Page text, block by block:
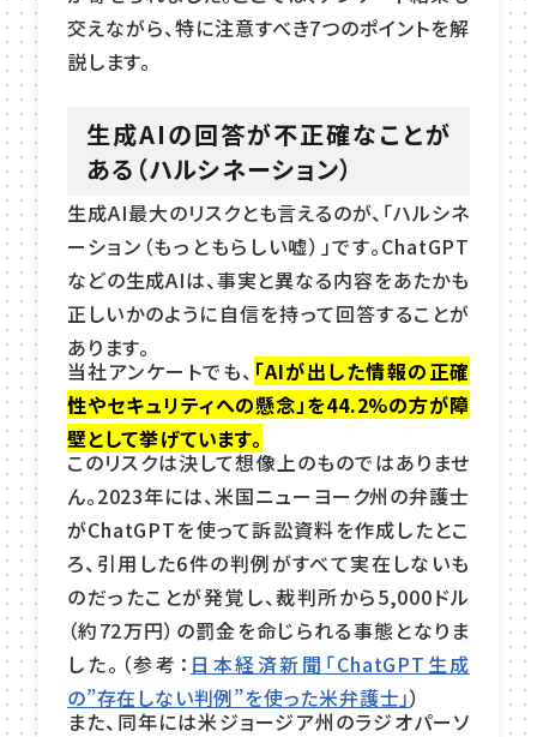
交えながら、特に注意すべき7つのポイントを解
説します。
生成AIの回答が不正確なことが
ある（ハルシネーション）
生成AI最大のリスクとも言えるのが、「ハルシネ
ーション（もっともらしい嘘）」です。ChatGPT
などの生成AIは、事実と異なる内容をあたかも
正しいかのように自信を持って回答することが
あります。
当社アンケートでも、 「AIが出した情報の正確
性やセキュリティへの懸念」を44.2%の方が障
壁として挙げています。
このリスクは決して想像上のものではありませ
ん。2023年には、米国ニューヨーク州の弁護士
がChatGPTを使って訴訟資料を作成したとこ
ろ、引用した6件の判例がすべて実在しないも
のだったことが発覚し、裁判所から5,000ドル
（約72万円）の罰金を命じられる事態となりま
した。（参考： 日本経済新聞「ChatGPT生成
の”存在しない判例”を使った米弁護士」）
また、同年には米ジョージア州のラジオパーソ